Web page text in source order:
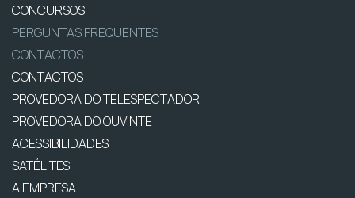
CONCURSOS
PERGUNTAS FREQUENTES
CONTACTOS
CONTACTOS
PROVEDORA DO TELESPECTADOR
PROVEDORA DO OUVINTE
ACESSIBILIDADES
SATÉLITES
A EMPRESA